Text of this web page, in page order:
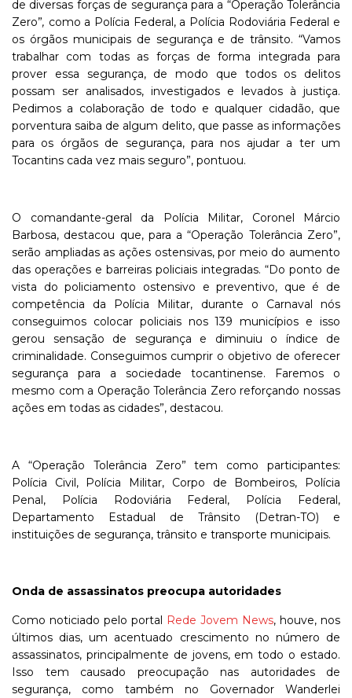
de diversas forças de segurança para a “Operação Tolerância
Zero”, como a Polícia Federal, a Polícia Rodoviária Federal e
os órgãos municipais de segurança e de trânsito. “Vamos
trabalhar com todas as forças de forma integrada para
prover essa segurança, de modo que todos os delitos
possam ser analisados, investigados e levados à justiça.
Pedimos a colaboração de todo e qualquer cidadão, que
porventura saiba de algum delito, que passe as informações
para os órgãos de segurança, para nos ajudar a ter um
Tocantins cada vez mais seguro”, pontuou.
O comandante-geral da Polícia Militar, Coronel Márcio
Barbosa, destacou que, para a “Operação Tolerância Zero”,
serão ampliadas as ações ostensivas, por meio do aumento
das operações e barreiras policiais integradas. “Do ponto de
vista do policiamento ostensivo e preventivo, que é de
competência da Polícia Militar, durante o Carnaval nós
conseguimos colocar policiais nos 139 municípios e isso
gerou sensação de segurança e diminuiu o índice de
criminalidade. Conseguimos cumprir o objetivo de oferecer
segurança para a sociedade tocantinense. Faremos o
mesmo com a Operação Tolerância Zero reforçando nossas
ações em todas as cidades”, destacou.
A “Operação Tolerância Zero” tem como participantes:
Polícia Civil, Polícia Militar, Corpo de Bombeiros, Polícia
Penal, Polícia Rodoviária Federal, Polícia Federal,
Departamento Estadual de Trânsito (Detran-TO) e
instituições de segurança, trânsito e transporte municipais.
Onda de assassinatos preocupa autoridades
Como noticiado pelo portal Rede Jovem News, houve, nos
últimos dias, um acentuado crescimento no número de
assassinatos, principalmente de jovens, em todo o estado.
Isso tem causado preocupação nas autoridades de
segurança, como também no Governador Wanderlei